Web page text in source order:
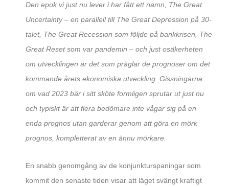
Den epok vi just nu lever i har fått ett namn, The Great
Uncertainty – en parallell till The Great Depression på 30-
talet, The Great Recession som följde på bankkrisen, The
Great Reset som var pandemin – och just osäkerheten
om utvecklingen är det som präglar de prognoser om det
kommande årets ekonomiska utveckling. Gissningarna
om vad 2023 bär i sitt sköte formligen sprutar ut just nu
och typiskt är att flera bedömare inte vågar sig på en
enda prognos utan garderar genom att göra en mörk
prognos, kompletterat av en ännu mörkare.
En snabb genomgång av de konjunkturspaningar som
kommit den senaste tiden visar att läget svängt kraftigt